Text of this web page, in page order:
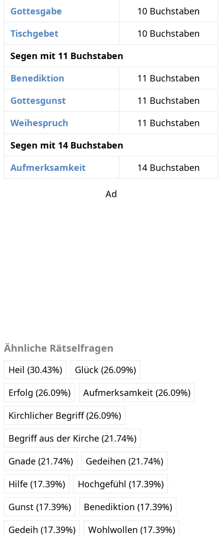
Gottesgabe
10 Buchstaben
Tischgebet
10 Buchstaben
Segen mit 11 Buchstaben
Benediktion
11 Buchstaben
Gottesgunst
11 Buchstaben
Weihespruch
11 Buchstaben
Segen mit 14 Buchstaben
Aufmerksamkeit
14 Buchstaben
Ad
Ähnliche Rätselfragen
Heil (30.43%)
Glück (26.09%)
Erfolg (26.09%)
Aufmerksamkeit (26.09%)
Kirchlicher Begriff (26.09%)
Begriff aus der Kirche (21.74%)
Gnade (21.74%)
Gedeihen (21.74%)
Hilfe (17.39%)
Hochgefühl (17.39%)
Gunst (17.39%)
Benediktion (17.39%)
Gedeih (17.39%)
Wohlwollen (17.39%)